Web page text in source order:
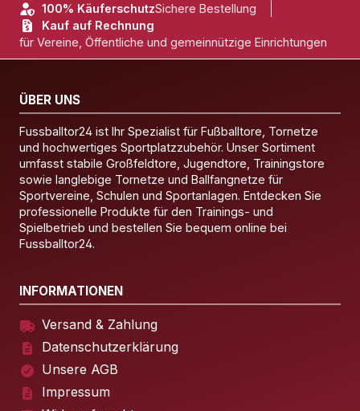
100% KäuferschutzSichere Bestellung
Kauf auf Rechnung
für Vereine, Öffentliche und gemeinnützige Einrichtungen
ÜBER UNS
Fussballtor24 ist Ihr Spezialist für Fußballtore, Tornetze
und hochwertiges Sportplatzzubehör. Unser Sortiment
umfasst stabile Großfeldtore, Jugendtore, Trainingstore
sowie langlebige Tornetze und Ballfangnetze für
Sportvereine, Schulen und Sportanlagen. Entdecken Sie
professionelle Produkte für den Trainings- und
Spielbetrieb und bestellen Sie bequem online bei
Fussballtor24.
INFORMATIONEN
Versand & Zahlung
Datenschutzerklärung
Unsere AGB
Impressum